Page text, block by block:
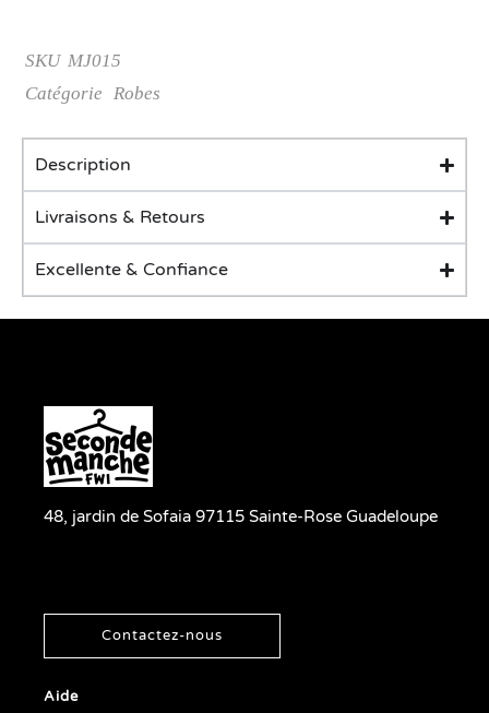
SKU MJ015
Catégorie Robes
Description
Livraisons & Retours
Excellente & Confiance
48, jardin de Sofaia 97115 Sainte-Rose Guadeloupe
Contactez-nous
Aide